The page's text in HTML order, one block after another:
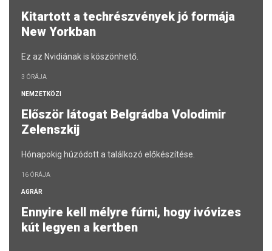
Kitartott a techrészvények jó formája
New Yorkban
Ez az Nvidiának is köszönhető.
3 ÓRÁJA
NEMZETKÖZI
Először látogat Belgrádba Volodimir
Zelenszkij
Hónapokig húzódott a találkozó előkészítése.
16 ÓRÁJA
AGRÁR
Ennyire kell mélyre fúrni, hogy ivóvizes
kút legyen a kertben